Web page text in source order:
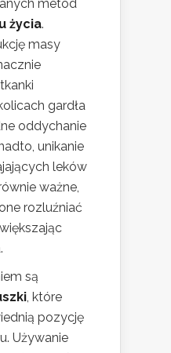
metod
życia.
masy
gardła
oddychanie
unikanie
leków
ważne,
rozluźniać
są
, które
pozycję
Używanie